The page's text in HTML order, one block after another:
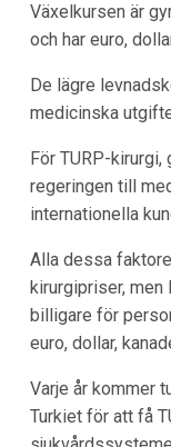
Växelkursen är
och har euro,
De lägre
medicinska
För TURP-
regeringen till
internationella
Alla dessa
kirurgipriser,
billigare för
euro, dollar,
Varje år kommer
Turkiet för att få